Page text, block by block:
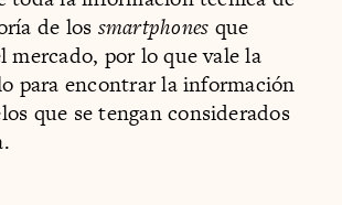
de los smartphones que
mercado, por lo que vale la
para encontrar la información
que se tengan considerados